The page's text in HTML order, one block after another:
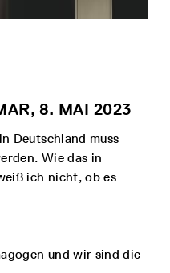
8. MAI 2023
Deutschland muss
Wie das in
ich nicht, ob es
und wir sind die